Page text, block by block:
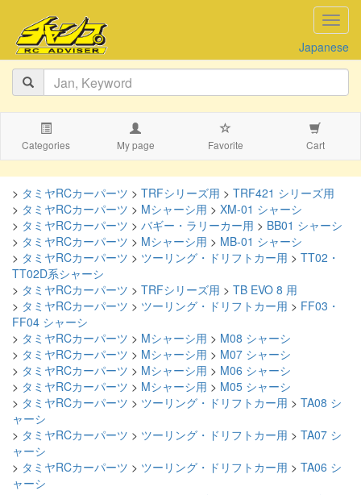
Japanese
Categories My page Favorite Cart
> タミヤRCカーパーツ > TRFシリーズ用 > TRF421 シリーズ用
> タミヤRCカーパーツ > Mシャーシ用 > XM-01 シャーシ
> タミヤRCカーパーツ > バギー・ラリーカー用 > BB01 シャーシ
> タミヤRCカーパーツ > Mシャーシ用 > MB-01 シャーシ
> タミヤRCカーパーツ > ツーリング・ドリフトカー用 > TT02・
TT02D系シャーシ
> タミヤRCカーパーツ > TRFシリーズ用 > TB EVO 8 用
> タミヤRCカーパーツ > ツーリング・ドリフトカー用 > FF03・
FF04 シャーシ
> タミヤRCカーパーツ > Mシャーシ用 > M08 シャーシ
> タミヤRCカーパーツ > Mシャーシ用 > M07 シャーシ
> タミヤRCカーパーツ > Mシャーシ用 > M06 シャーシ
> タミヤRCカーパーツ > Mシャーシ用 > M05 シャーシ
> タミヤRCカーパーツ > ツーリング・ドリフトカー用 > TA08 シ
ャーシ
> タミヤRCカーパーツ > ツーリング・ドリフトカー用 > TA07 シ
ャーシ
> タミヤRCカーパーツ > ツーリング・ドリフトカー用 > TA06 シ
ャーシ